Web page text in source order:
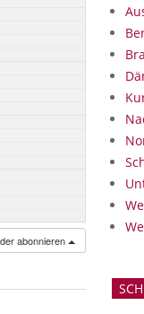
abonnieren